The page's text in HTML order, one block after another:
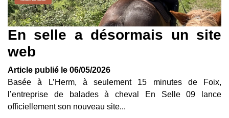
En selle a désormais un site
web
Article publié le 06/05/2026
Basée à L’Herm, à seulement 15 minutes de Foix,
l’entreprise de balades à cheval En Selle 09 lance
officiellement son nouveau site...